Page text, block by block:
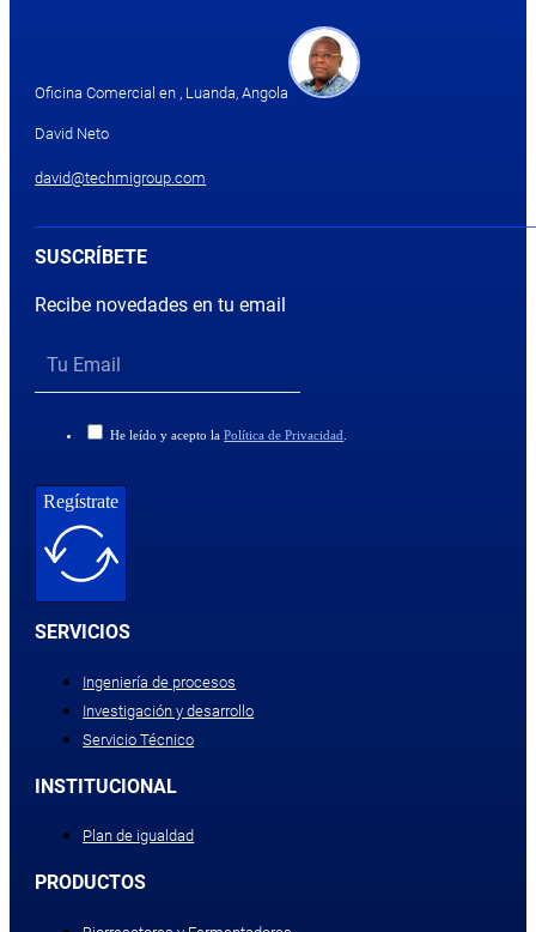
Oficina Comercial en , Luanda, Angola
David Neto
david@techmigroup.com
SUSCRÍBETE
Recibe novedades en tu email
He leído y acepto laPolítica de Privacidad
Regístrate
SERVICIOS
Ingeniería de procesos
Investigación y desarrollo
Servicio Técnico
INSTITUCIONAL
Plan de igualdad
PRODUCTOS